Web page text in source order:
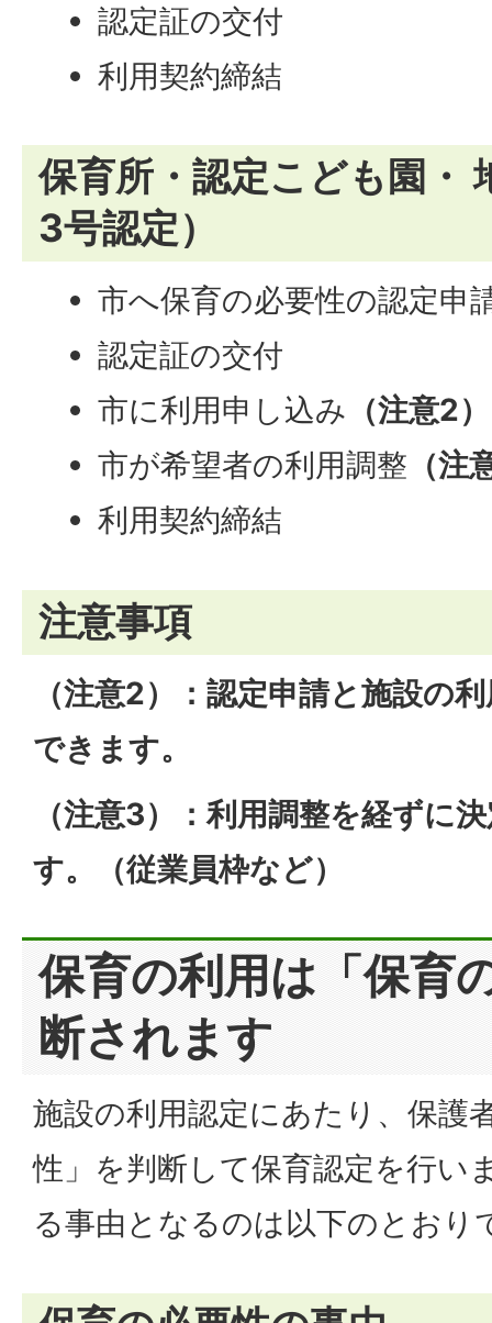
認定証の交付
利用契約締結
保育所・認定こども園・
3号認定）
市へ保育の必要性の認定申
認定証の交付
市に利用申し込み （注意2）
市が希望者の利用調整 （注
利用契約締結
注意事項
（注意2）：認定申請と施設の
できます。
（注意3）：利用調整を経ずに
す。（従業員枠など）
保育の利用は「保育
断されます
施設の利用認定にあたり、保護
性」を判断して保育認定を行い
る事由となるのは以下のとおり